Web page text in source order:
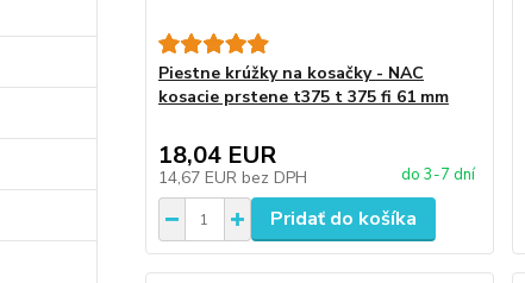
Piestne krúžky na kosačky - NAC
kosacie prstene t375 t 375 fi 61 mm
18,04 EUR
14,67 EUR bez DPH do 3-7 dní
Pridať do košíka